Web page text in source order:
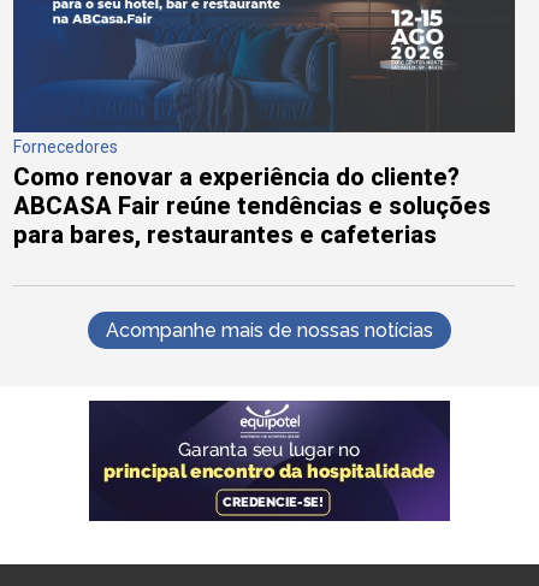
Fornecedores
Como renovar a experiência do cliente?
ABCASA Fair reúne tendências e soluções
para bares, restaurantes e cafeterias
Acompanhe mais de nossas notícias